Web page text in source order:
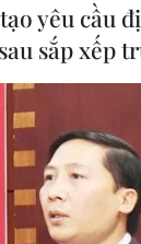
yêu cầu
sắp xếp